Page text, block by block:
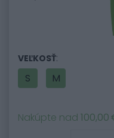
VEĽKOSŤ:
S
M
Nakúpte nad 100,00